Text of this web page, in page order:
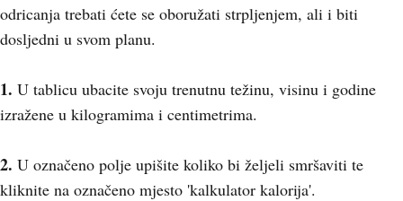
odricanja trebati ćete se oboružati strpljenjem, ali i biti
dosljedni u svom planu.
1. U tablicu ubacite svoju trenutnu težinu, visinu i godine
izražene u kilogramima i centimetrima.
2. U označeno polje upišite koliko bi željeli smršaviti te
kliknite na označeno mjesto 'kalkulator kalorija'.